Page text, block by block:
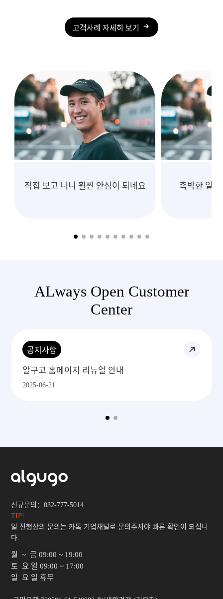
고객사례 자세히 보기
촉박한 일정, 흔들림 없는 진행
10년 넘게
ALways Open Customer
Center
공지사항
알구고 1688주문 프로세스
2025-06-29
신규문의：032-777-5014
TIP!
일 진행상의 문의는 카톡 기업채널로 문의주셔야 빠른 확인이 되십니
다.
월 ~ 금 09:00 ~ 19:00
토 요 일 09:00 ~ 17:00
일 요 일 휴무